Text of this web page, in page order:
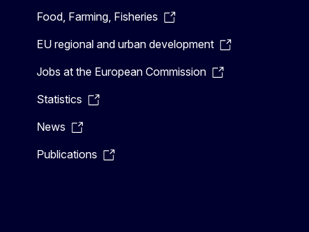
Food, Farming, Fisheries
EU regional and urban development
Jobs at the European Commission
Statistics
News
Publications